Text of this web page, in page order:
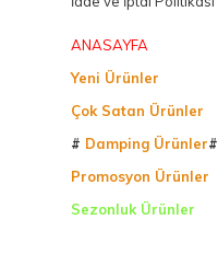
ANASAYFA
Yeni Ürünler
Çok Satan Ürünler
# Damping Ürünler#
Promosyon Ürünler
Sezonluk Ürünler